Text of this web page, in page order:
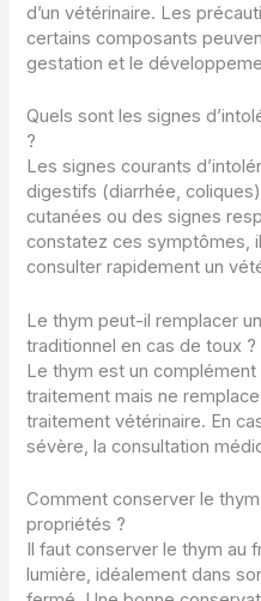
d’un vétérinaire. Les
certains composants
gestation et le
Quels sont les signes
?
Les signes courants
digestifs (diarrhée,
cutanées ou des signes
constatez ces symptômes,
consulter rapidement un
Le thym peut-il remplacer
traditionnel en cas de toux ?
Le thym est un
traitement mais ne
traitement vétérinaire. En
sévère, la consultation
Comment conserver le
propriétés ?
Il faut conserver le thym au
lumière, idéalement dans